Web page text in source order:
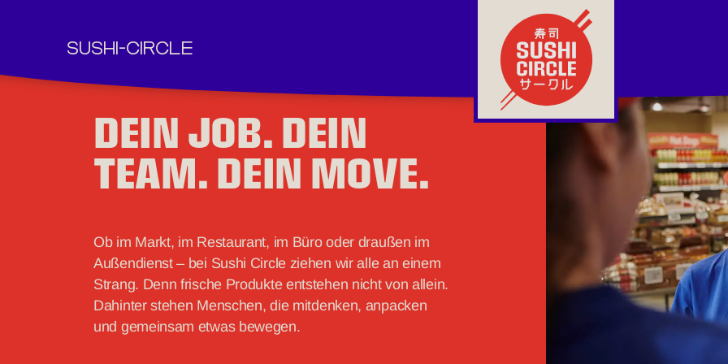
SUSHI-CIRCLE
DEIN JOB. DEIN
TEAM. DEIN MOVE.
Ob im Markt, im Restaurant, im Büro oder draußen im
Außendienst – bei Sushi Circle ziehen wir alle an einem
Strang. Denn frische Produkte entstehen nicht von allein.
Dahinter stehen Menschen, die mitdenken, anpacken
und gemeinsam etwas bewegen.